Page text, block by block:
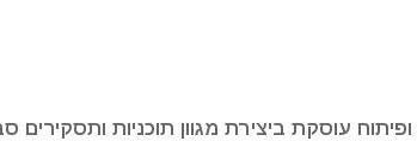
עוסקת ביצירת מגוון תוכניות ותסקירים